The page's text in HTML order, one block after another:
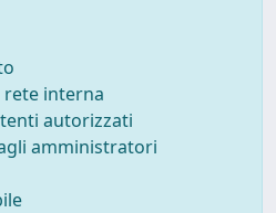
interna
autorizzati
amministratori